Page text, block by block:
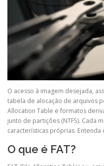
O acesso à imagem desejada,
tabela de alocação de arquivos
Allocation Table e formatos
junto de partições (NTFS). Cada
características próprias. Entenda
O que é FAT?